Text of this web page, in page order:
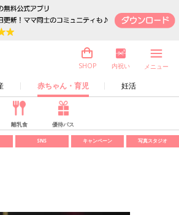
赤ちゃん・育児 妊活
SHOP 内祝い メニュー
離乳食 優待パス
SNS キャンペーン 写真スタジオ